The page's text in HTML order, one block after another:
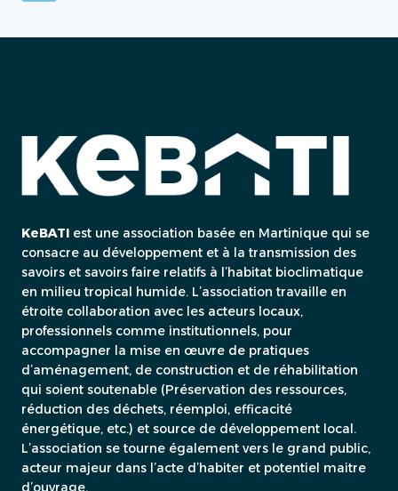
RENFORCEZ
KeBATI est une association basée en Martinique qui se
consacre au développement et à la transmission des
savoirs et savoirs faire relatifs à l’habitat bioclimatique
en milieu tropical humide. L’association travaille en
étroite collaboration avec les acteurs locaux,
professionnels comme institutionnels, pour
accompagner la mise en œuvre de pratiques
d’aménagement, de construction et de réhabilitation
qui soient soutenable (Préservation des ressources,
réduction des déchets, réemploi, efficacité
énergétique, etc.) et source de développement local.
L’association se tourne également vers le grand public,
acteur majeur dans l’acte d’habiter et potentiel maitre
d’ouvrage.